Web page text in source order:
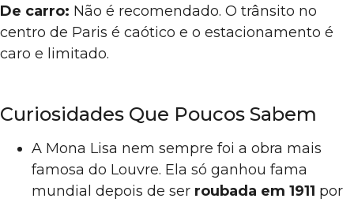
De carro: Não é recomendado. O trânsito no
centro de Paris é caótico e o estacionamento é
caro e limitado.
Curiosidades Que Poucos Sabem
A Mona Lisa nem sempre foi a obra mais
famosa do Louvre. Ela só ganhou fama
mundial depois de ser roubada em 1911 por